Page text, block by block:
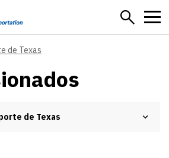
de Texas
de Texas